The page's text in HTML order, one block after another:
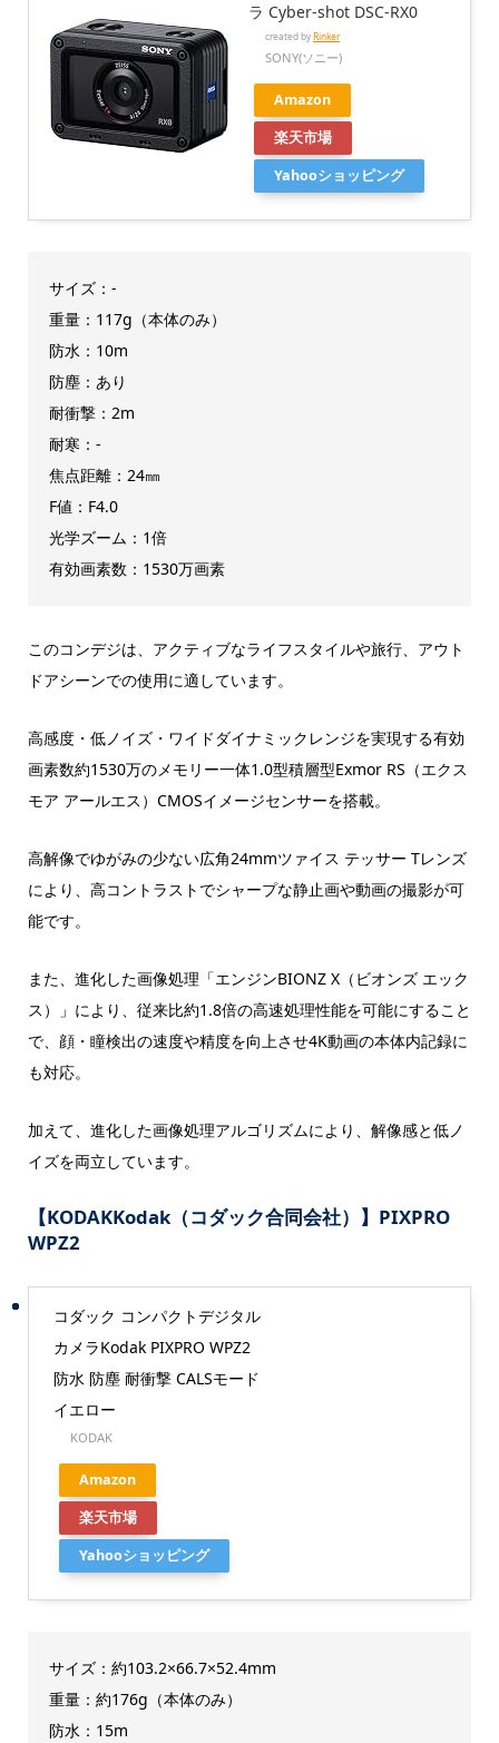
ラ Cyber-shot DSC-RX0
created byRinker
SONY(ソニー)
Amazon
楽天市場
Yahooショッピング
サイズ：-
重量：117g（本体のみ）
防水：10m
防塵：あり
耐衝撃：2m
耐寒：-
焦点距離：24㎜
F値：F4.0
光学ズーム：1倍
有効画素数：1530万画素
このコンデジは、アクティブなライフスタイルや旅行、アウト
ドアシーンでの使用に適しています。
高感度・低ノイズ・ワイドダイナミックレンジを実現する有効
画素数約1530万のメモリー一体1.0型積層型Exmor RS（エクス
モア アールエス）CMOSイメージセンサーを搭載。
高解像でゆがみの少ない広角24mmツァイス テッサー Tレンズ
により、高コントラストでシャープな静止画や動画の撮影が可
能です。
また、進化した画像処理「エンジンBIONZ X（ビオンズ エック
ス）」により、従来比約1.8倍の高速処理性能を可能にすること
で、顔・瞳検出の速度や精度を向上させ4K動画の本体内記録に
も対応。
加えて、進化した画像処理アルゴリズムにより、解像感と低ノ
イズを両立しています。
【KODAKKodak（コダック合同会社）】PIXPRO
WPZ2
コダック コンパクトデジタル
カメラKodak PIXPRO WPZ2
防水 防塵 耐衝撃 CALSモード
イエロー
KODAK
Amazon
楽天市場
Yahooショッピング
サイズ：約103.2×66.7×52.4mm
重量：約176g（本体のみ）
防水：15m